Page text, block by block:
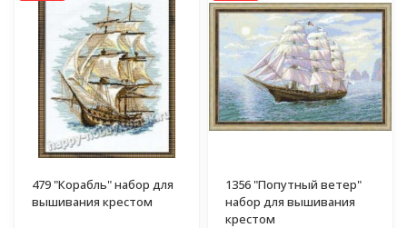
479 "Корабль" набор для
вышивания крестом
1356 "Попутный ветер"
набор для вышивания
крестом